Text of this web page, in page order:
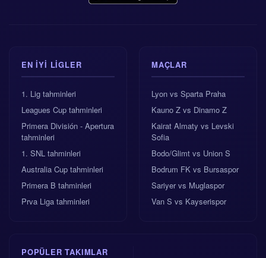
EN IYI LIGLER
1. Lig tahminleri
Leagues Cup tahminleri
Primera División - Apertura
tahminleri
1. SNL tahminleri
Australia Cup tahminleri
Primera B tahminleri
Prva Liga tahminleri
MAÇLAR
Lyon vs Sparta Praha
Kauno Z vs Dinamo Z
Kairat Almaty vs Levski
Sofia
Bodo/Glimt vs Union S
Bodrum FK vs Bursaspor
Sariyer vs Muglaspor
Van S vs Kayserispor
POPÜLER TAKIMLAR